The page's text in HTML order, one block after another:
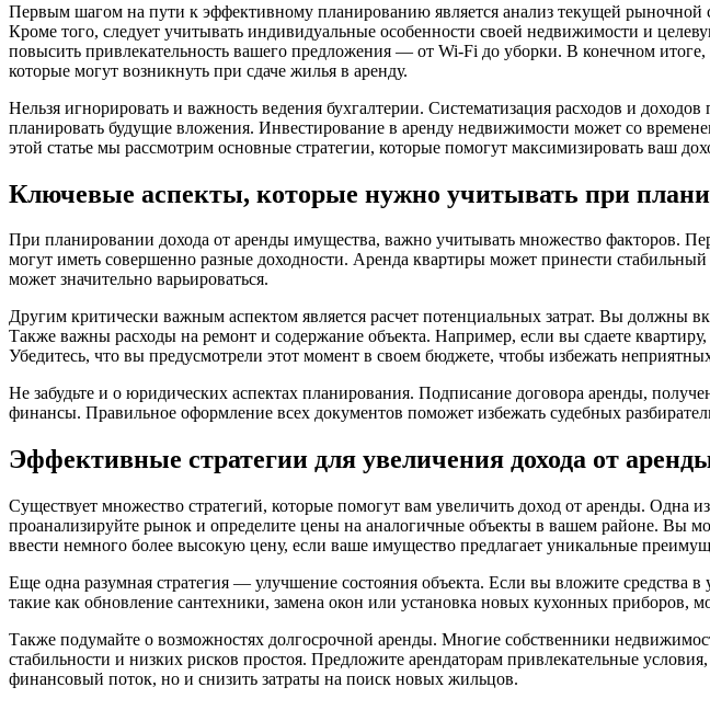
Первым шагом на пути к эффективному планированию является анализ текущей рыночной
Кроме того, следует учитывать индивидуальные особенности своей недвижимости и
повысить привлекательность вашего предложения — от Wi-Fi до уборки. В конечном
которые могут возникнуть при сдаче жилья в аренду.
Нельзя игнорировать и важность ведения бухгалтерии. Систематизация расходов и
планировать будущие вложения. Инвестирование в аренду недвижимости может со
этой статье мы рассмотрим основные стратегии, которые помогут максимизировать ваш
Ключевые аспекты, которые нужно учитывать при
При планировании дохода от аренды имущества, важно учитывать множество факторов.
могут иметь совершенно разные доходности. Аренда квартиры может принести
может значительно варьироваться.
Другим критически важным аспектом является расчет потенциальных затрат. Вы должны
Также важны расходы на ремонт и содержание объекта. Например, если вы сдаете
Убедитесь, что вы предусмотрели этот момент в своем бюджете, чтобы избежать
Не забудьте и о юридических аспектах планирования. Подписание договора аренды,
финансы. Правильное оформление всех документов поможет избежать судебных
Эффективные стратегии для увеличения дохода от
Существует множество стратегий, которые помогут вам увеличить доход от аренды.
проанализируйте рынок и определите цены на аналогичные объекты в вашем районе. Вы
ввести немного более высокую цену, если ваше имущество предлагает уникальные
Еще одна разумная стратегия — улучшение состояния объекта. Если вы вложите
такие как обновление сантехники, замена окон или установка новых кухонных приборов,
Также подумайте о возможностях долгосрочной аренды. Многие собственники
стабильности и низких рисков простоя. Предложите арендаторам привлекательные
финансовый поток, но и снизить затраты на поиск новых жильцов.